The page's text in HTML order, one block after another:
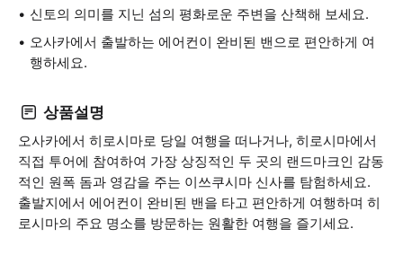
신토의 의미를 지닌 섬의 평화로운 주변을 산책해 보세요.
오사카에서 출발하는 에어컨이 완비된 밴으로 편안하게 여
행하세요.
상품설명
오사카에서 히로시마로 당일 여행을 떠나거나, 히로시마에서
직접 투어에 참여하여 가장 상징적인 두 곳의 랜드마크인 감동
적인 원폭 돔과 영감을 주는 이쓰쿠시마 신사를 탐험하세요.
출발지에서 에어컨이 완비된 밴을 타고 편안하게 여행하며 히
로시마의 주요 명소를 방문하는 원활한 여행을 즐기세요.